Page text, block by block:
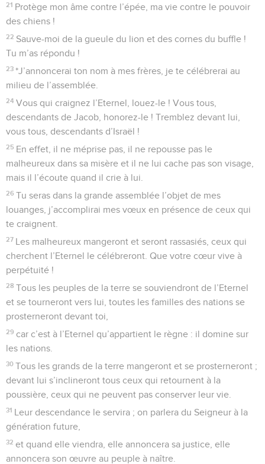
21 Protège mon âme contre l’épée, ma vie contre le pouvoir
des chiens !
22 Sauve-moi de la gueule du lion et des cornes du buffle !
Tu m’as répondu !
23 *J’annoncerai ton nom à mes frères, je te célébrerai au
milieu de l’assemblée.
24 Vous qui craignez l’Eternel, louez-le ! Vous tous,
descendants de Jacob, honorez-le ! Tremblez devant lui,
vous tous, descendants d’Israël !
25 En effet, il ne méprise pas, il ne repousse pas le
malheureux dans sa misère et il ne lui cache pas son visage,
mais il l’écoute quand il crie à lui.
26 Tu seras dans la grande assemblée l’objet de mes
louanges, j’accomplirai mes vœux en présence de ceux qui
te craignent.
27 Les malheureux mangeront et seront rassasiés, ceux qui
cherchent l’Eternel le célébreront. Que votre cœur vive à
perpétuité !
28 Tous les peuples de la terre se souviendront de l’Eternel
et se tourneront vers lui, toutes les familles des nations se
prosterneront devant toi,
29 car c’est à l’Eternel qu’appartient le règne : il domine sur
les nations.
30 Tous les grands de la terre mangeront et se prosterneront ;
devant lui s’inclineront tous ceux qui retournent à la
poussière, ceux qui ne peuvent pas conserver leur vie.
31 Leur descendance le servira ; on parlera du Seigneur à la
génération future,
32 et quand elle viendra, elle annoncera sa justice, elle
annoncera son œuvre au peuple à naître.